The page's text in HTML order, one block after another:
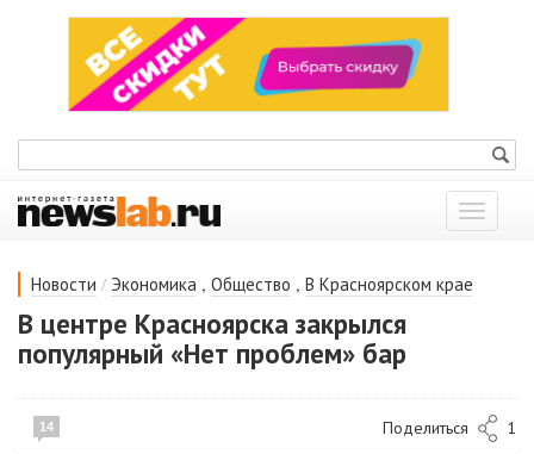
Показать
меню
Новости / Экономика , Общество , В Красноярском крае
В центре Красноярска закрылся
популярный «Нет проблем» бар
14 Поделиться 1